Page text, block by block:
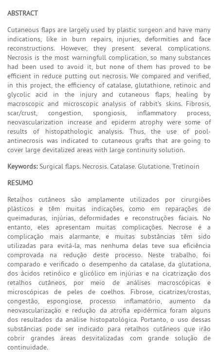
ABSTRACT
Cutaneous flaps are largely used by plastic surgeon and have many
indications, like in burn repairs, injuries, deformities and face
reconstructions. However, they present several complications.
Necrosis is the most warningfull complication, so many substances
had been used to avoid it, but none of them has proved to be
efficient in reduce putting out necrosis. We compared and verified,
in this project, the efficiency of catalase, glutathione, retinoic and
glycolic acid in the injury and cutaneous flaps, healing by
macroscopic and microscopic analysis of rabbit's skins. Fibrosis,
scar/crust, congestion, spongiosis, inflammatory process,
neovascularization increase and epiderm atrophy were some of
results of histopathologic analysis. Thus, the use of pool-
antinecrosis was indicated to cutaneous grafts that are going to
cover large devitalized areas with large continuity solution.
Keywords:Surgical flaps. Necrosis. Catalase. Glutatione. Tretinoin
RESUMO
Retalhos cutâneos são amplamente utilizados por cirurgiões
plásticos e têm muitas indicações, como em reparações de
queimaduras, injúrias, deformidades e reconstruções faciais. No
entanto, eles apresentam muitas complicações. Necrose é a
complicação mais alarmante, e muitas substâncias têm sido
utilizadas para evitá-la, mas nenhuma delas teve sua eficiência
comprovada na redução deste processo. Neste trabalho, foi
comparado e verificado o desempenho da catalase, da glutationa,
dos ácidos retinóico e glicólico em injúrias e na cicatrização dos
retalhos cutâneos, por meio de análises macroscópicas e
microscópicas de peles de coelhos. Fibrose, cicatrizes/crostas,
congestão, espongiose, processo inflamatório, aumento da
neovascularização e redução da atrofia epidérmica foram alguns
dos resultados da análise histopatológica. Portanto, o uso dessas
substâncias pode ser indicado para retalhos cutâneos que irão
cobrir grandes áreas desvitalizadas com grande solução de
continuidade.